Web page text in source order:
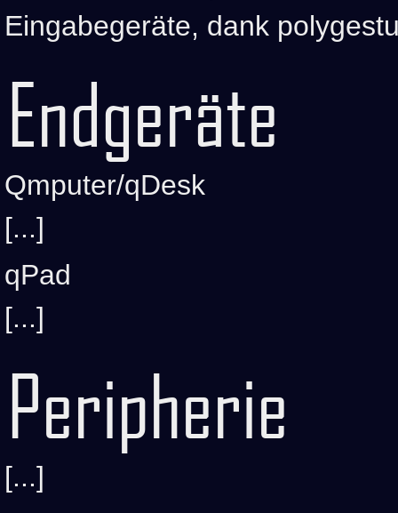
Eingabegeräte, dank
Endgeräte
Qmputer/qDesk
[...]
qPad
[...]
Peripherie
[...]